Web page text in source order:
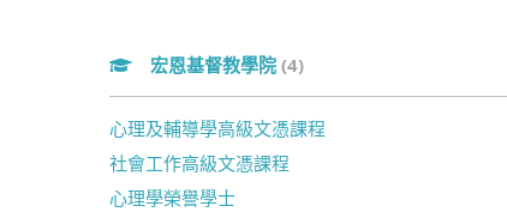
宏恩基督教學院 (4)
心理及輔導學高級文憑課程
社會工作高級文憑課程
心理學榮譽學士